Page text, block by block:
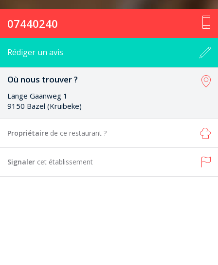
07440240
Rédiger un avis
Où nous trouver ?
Lange Gaanweg 1
9150 Bazel (Kruibeke)
Propriétaire de ce restaurant ?
Signaler cet établissement